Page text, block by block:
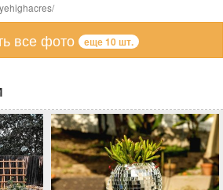
все фото еще 10 шт.